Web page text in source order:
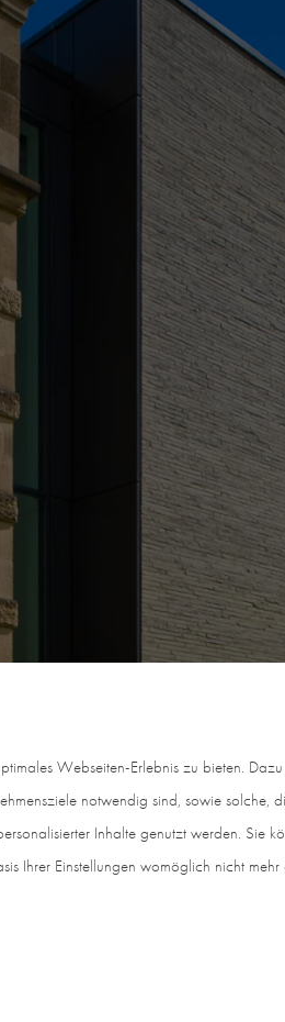
Webseiten-Erlebnis zu bieten.
notwendig sind, sowie solche,
Inhalte genutzt werden. Sie
Ihrer Einstellungen womöglich nicht